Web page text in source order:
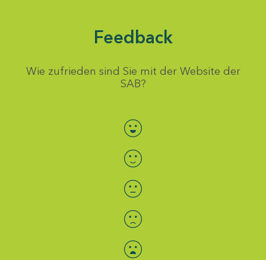
Feedback
Wie zufrieden sind Sie mit der Website der
SAB?
Bewertung auswählen